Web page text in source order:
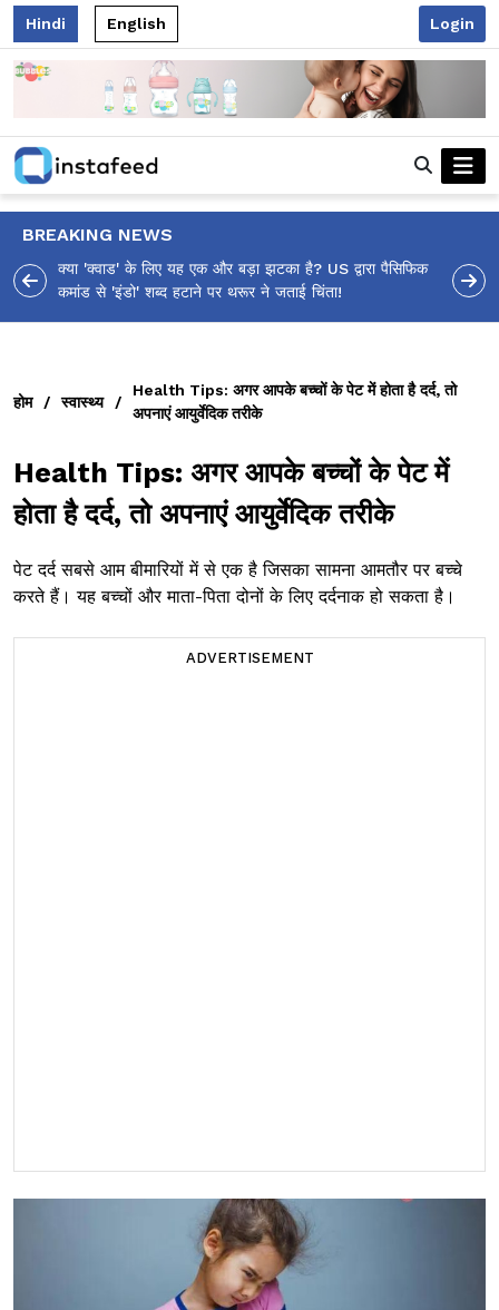
Hindi English Login
BREAKING NEWS
आलिया भट्ट का मज़ेदार 'शर्वरी कहाँ है?' पोस्ट, 'अल्फा' टीज़र पर
उठे सवालों का मज़ाकिया जवाब!
होम / स्वास्थ्य /
Health Tips: अगर आपके बच्चों के पेट में होता है दर्द, तो
अपनाएं आयुर्वेदिक तरीके
Health Tips: अगर आपके बच्चों के पेट में
होता है दर्द, तो अपनाएं आयुर्वेदिक तरीके
पेट दर्द सबसे आम बीमारियों में से एक है जिसका सामना आमतौर पर बच्चे
करते हैं। यह बच्चों और माता-पिता दोनों के लिए दर्दनाक हो सकता है।
ADVERTISEMENT